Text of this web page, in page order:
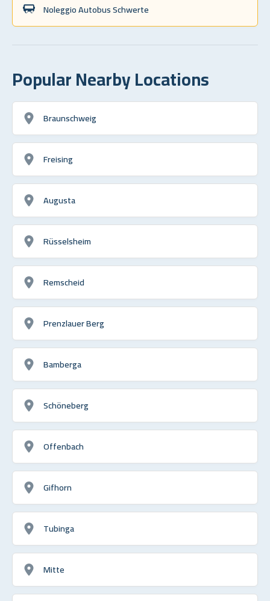
Noleggio Autobus Schwerte
Popular Nearby Locations
Braunschweig
Freising
Augusta
Rüsselsheim
Remscheid
Prenzlauer Berg
Bamberga
Schöneberg
Offenbach
Gifhorn
Tubinga
Mitte